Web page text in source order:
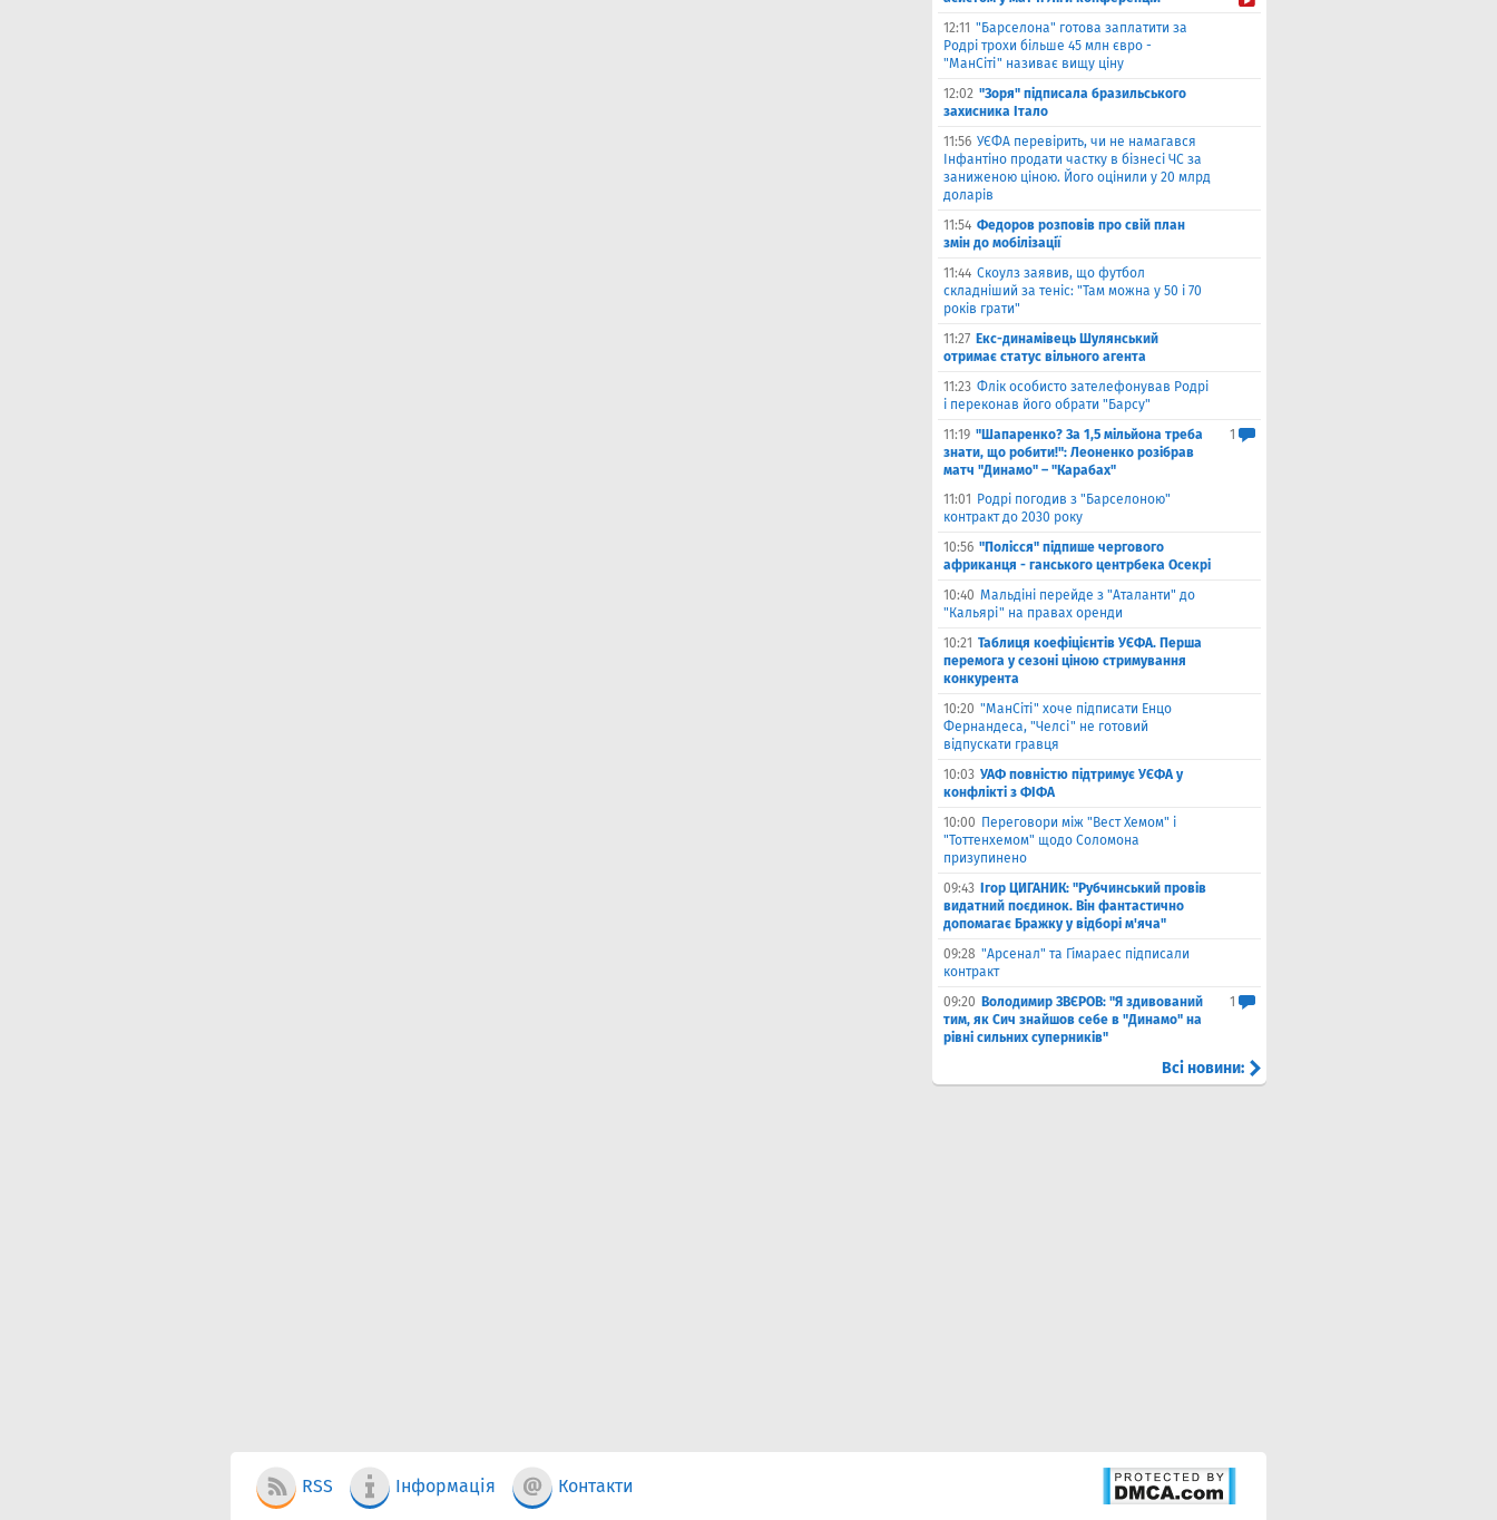
12:11 "Барселона" готова заплатити за
Родрі трохи більше 45 млн євро -
"МанСіті" називає вищу ціну
12:02 "Зоря" підписала бразильського
захисника Італо
11:56 УЄФА перевірить, чи не намагався
Інфантіно продати частку в бізнесі ЧС за
заниженою ціною. Його оцінили у 20 млрд
доларів
11:54 Федоров розповів про свій план
змін до мобілізації
11:44 Скоулз заявив, що футбол
складніший за теніс: "Там можна у 50 і 70
років грати"
11:27 Екс-динамівець Шулянський
отримає статус вільного агента
11:23 Флік особисто зателефонував Родрі
і переконав його обрати "Барсу"
11:19 "Шапаренко? За 1,5 мільйона треба
знати, що робити!": Леоненко розібрав
матч "Динамо" – "Карабах"
1
11:01
Родрі погодив з "Барселоною"
контракт до 2030 року
10:56 "Полісся" підпише чергового
африканця - ганського центрбека Осекрі
10:40 Мальдіні перейде з "Аталанти" до
"Кальярі" на правах оренди
10:21 Таблиця коефіцієнтів УЄФА. Перша
перемога у сезоні ціною стримування
конкурента
10:20 "МанСіті" хоче підписати Енцо
Фернандеса, "Челсі" не готовий
відпускати гравця
10:03 УАФ повністю підтримує УЄФА у
конфлікті з ФІФА
10:00 Переговори між "Вест Хемом" і
"Тоттенхемом" щодо Соломона
призупинено
09:43
Ігор ЦИГАНИК: "Рубчинський провів
видатний поєдинок. Він фантастично
допомагає Бражку у відборі м'яча"
09:28 "Арсенал" та Гімараес підписали
контракт
09:20 Володимир ЗВЄРОВ: "Я здивований
тим, як Сич знайшов себе в "Динамо" на
рівні сильних суперників"
1
Всі новини:
RSS Інформація Контакти